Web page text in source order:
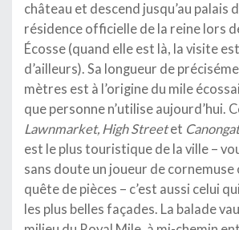
château et descend jusqu’au palais
résidence officielle de la reine lors
Écosse (quand elle est là, la visite
d’ailleurs). Sa longueur de
mètres est à l’origine du mile
que personne n’utilise aujourd’hui.
Lawnmarket, High Streetet
est le plus touristique de la ville –
sans doute un joueur de cornemuse
quête de pièces – c’est aussi celui
les plus belles façades. La balade